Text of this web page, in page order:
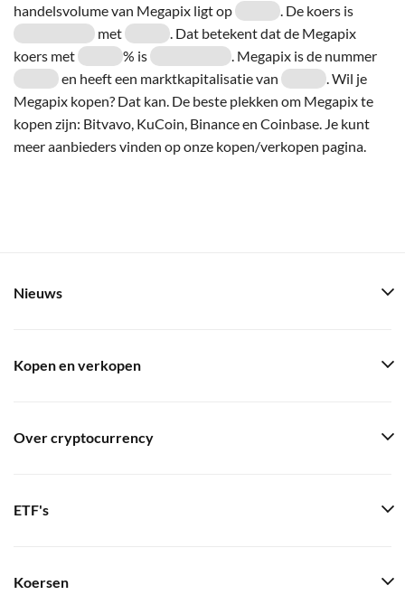
handelsvolume van Megapix ligt op
. De koers is
met
. Dat betekent dat de Megapix
koers met
% is
. Megapix is de nummer
en heeft een marktkapitalisatie van
. Wil je
Megapix kopen? Dat kan. De beste plekken om Megapix te
kopen zijn: Bitvavo, KuCoin, Binance en Coinbase. Je kunt
meer aanbieders vinden op onze kopen/verkopen pagina.
Nieuws
Kopen en verkopen
Over cryptocurrency
ETF's
Koersen